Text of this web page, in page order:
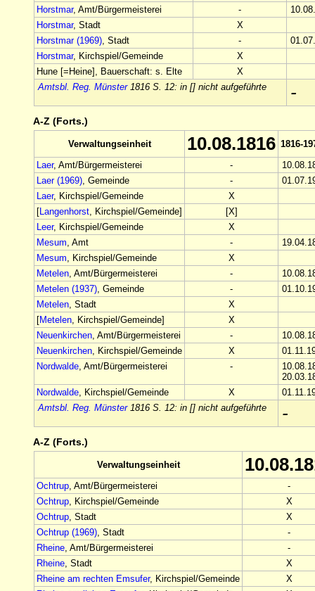
Horstmar, Amt/Bürgermeisterei -
Horstmar, Stadt
X
Horstmar (1969), Stadt -
Horstmar, Kirchspiel/Gemeinde
X
Hune [=Heine], Bauerschaft: s. Elte
X
Amtsbl. Reg. Münster1816 S. 12: in [] nicht aufgeführte -
A-Z (Forts.)
Verwaltungseinheit 10.08.1816 1816-
Laer, Amt/Bürgermeisterei -
Laer (1969), Gemeinde -
Laer, Kirchspiel/Gemeinde
X
[Langenhorst, Kirchspiel/Gemeinde]
[X]
Leer, Kirchspiel/Gemeinde
X
Mesum, Amt -
Mesum, Kirchspiel/Gemeinde
X
Metelen, Amt/Bürgermeisterei -
Metelen (1937), Gemeinde -
Metelen, Stadt
X
[Metelen, Kirchspiel/Gemeinde]
X
Neuenkirchen, Amt/Bürgermeisterei -
Neuenkirchen, Kirchspiel/Gemeinde X
Nordwalde, Amt/Bürgermeisterei -
Nordwalde, Kirchspiel/Gemeinde X
Amtsbl. Reg. Münster1816 S. 12: in [] nicht aufgeführte -
A-Z (Forts.)
Verwaltungseinheit
Ochtrup, Amt/Bürgermeisterei
-
Ochtrup, Kirchspiel/Gemeinde
X
Ochtrup, Stadt
X
Ochtrup (1969), Stadt
-
Rheine, Amt/Bürgermeisterei
-
Rheine, Stadt
X
Rheine am rechten Emsufer, Kirchspiel/Gemeinde
X